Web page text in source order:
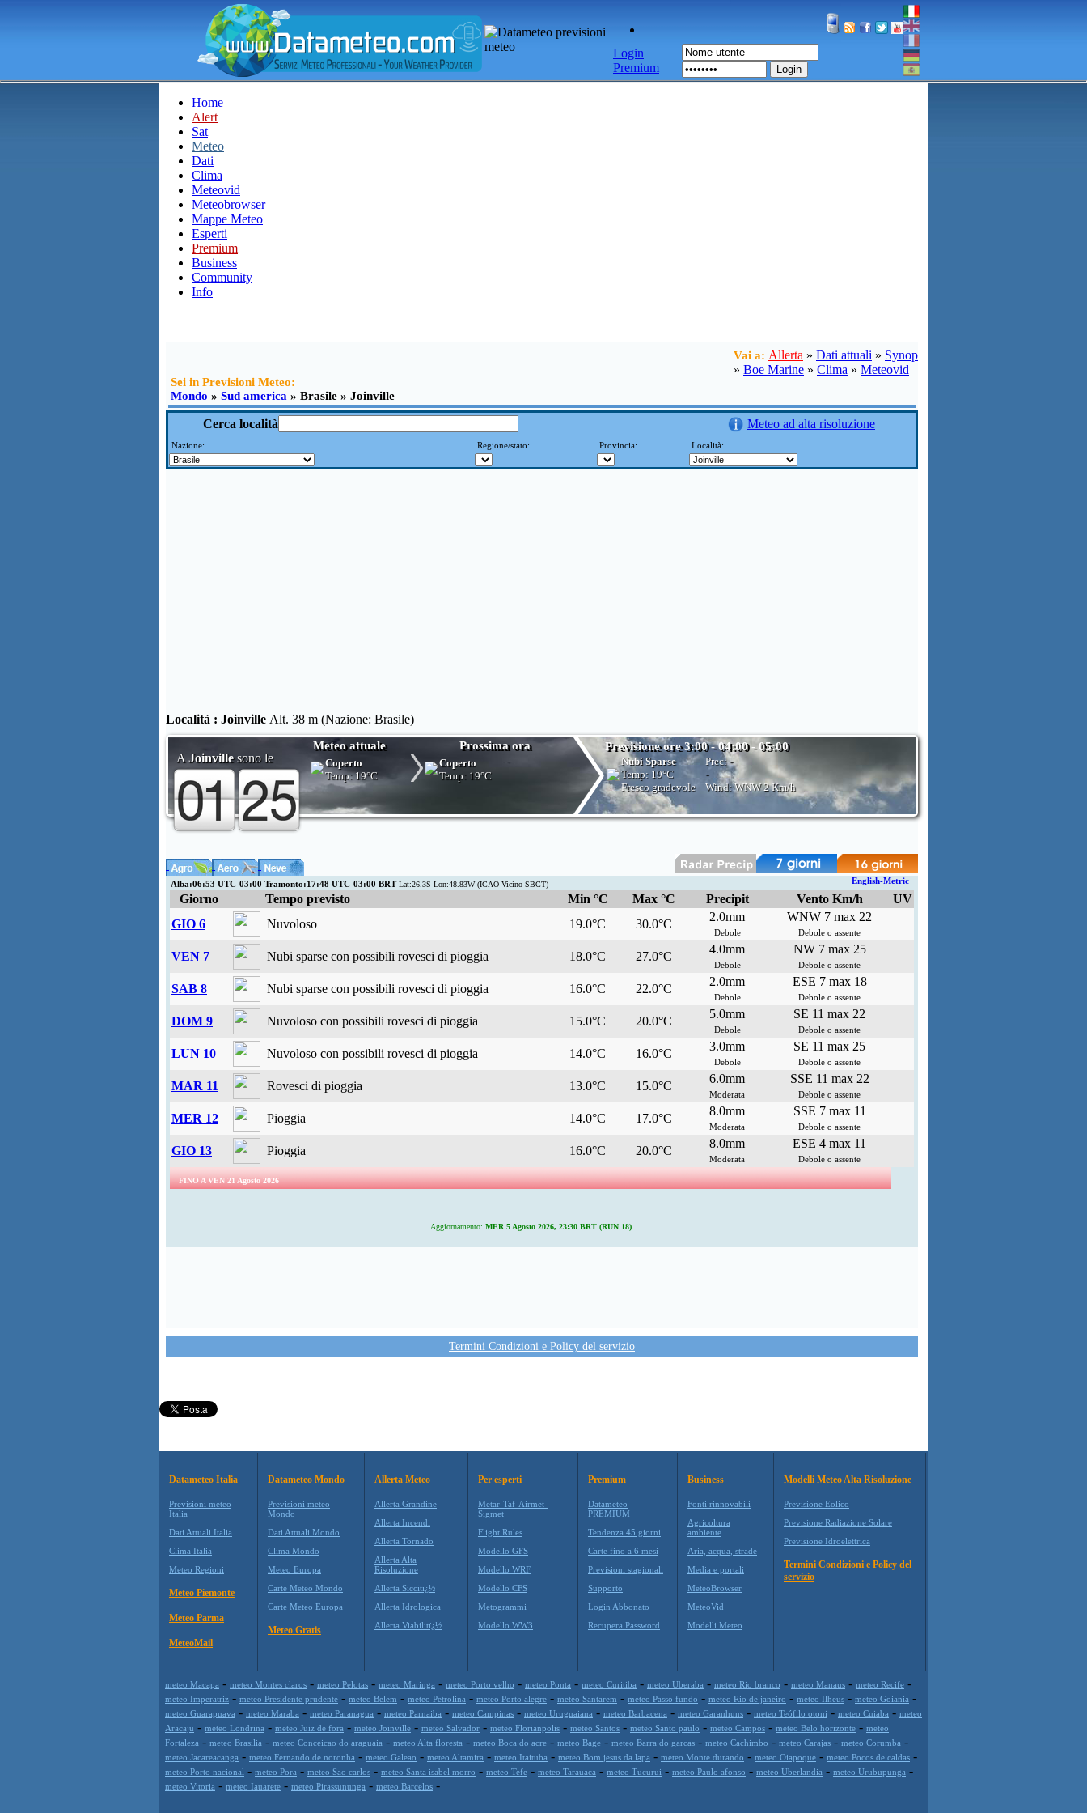
Login
Premium
Login
Home
Alert
Sat
Meteo
Dati
Clima
Meteovid
Meteobrowser
Mappe Meteo
Esperti
Premium
Business
Community
Info
Vai a: Allerta » Dati attuali » Synop
» Boe Marine » Clima » Meteovid
Sei in Previsioni Meteo:
Mondo » Sud america » Brasile » Joinville
Cerca località Meteo ad alta risoluzione
Nazione: Regione/stato: Provincia: Località:
Località : Joinville Alt. 38 m (Nazione: Brasile)
A Joinvillesono le
Meteo attuale Prossima ora
Coperto
Temp:19°C
Coperto
Temp: 19°C
Previsione ore 3:00 - 04:00 - 05:00
Nubi Sparse
Temp: 19°C
Fresco gradevole
Prec:-
-
Wind: WNW2 Km/h
Alba:06:53 UTC-03:00 Tramonto:17:48 UTC-03:00 BRTLat:26.3S Lon:48.83W (ICAO Vicino SBCT) English-Metric
Giorno Tempo previsto Min °C Max °C Precipit Vento Km/h
UV
GIO 6
Nuvoloso 19.0°C 30.0°C
2.0mm
Debole
WNW 7 max 22
Debole o assente
VEN 7 Nubi sparse con possibili rovesci di pioggia 18.0°C 27.0°C
4.0mm
Debole
NW 7 max 25
Debole o assente
SAB 8 Nubi sparse con possibili rovesci di pioggia 16.0°C 22.0°C
2.0mm
Debole
ESE 7 max 18
Debole o assente
DOM 9 Nuvoloso con possibili rovesci di pioggia 15.0°C 20.0°C
5.0mm
Debole
SE 11 max 22
Debole o assente
LUN 10 Nuvoloso con possibili rovesci di pioggia 14.0°C 16.0°C
3.0mm
Debole
SE 11 max 25
Debole o assente
MAR 11 Rovesci di pioggia 13.0°C 15.0°C
6.0mm
Moderata
SSE 11 max 22
Debole o assente
MER 12 Pioggia 14.0°C 17.0°C
8.0mm
Moderata
SSE 7 max 11
Debole o assente
GIO 13 Pioggia 16.0°C 20.0°C
8.0mm
Moderata
ESE 4 max 11
Debole o assente
FINO A VEN 21 Agosto 2026
Aggiornamento: MER 5 Agosto 2026, 23:30 BRT (RUN 18)
Termini Condizioni e Policy del servizio
Datameteo Italia
Previsioni meteo
Italia
Dati Attuali Italia
Clima Italia
Meteo Regioni
Meteo Piemonte
Meteo Parma
MeteoMail
Datameteo Mondo
Previsioni meteo
Mondo
Dati Attuali Mondo
Clima Mondo
Meteo Europa
Carte Meteo Mondo
Carte Meteo Europa
Meteo Gratis
Allerta Meteo
Allerta Grandine
Allerta Incendi
Allerta Tornado
Allerta Alta
Risoluzione
Allerta Siccitï¿½
Allerta Idrologica
Allerta Viabilitï¿½
Per esperti
Metar-Taf-Airmet-
Sigmet
Flight Rules
Modello GFS
Modello WRF
Modello CFS
Metogrammi
Modello WW3
Premium
Datameteo
PREMIUM
Tendenza 45 giorni
Carte fino a 6 mesi
Previsioni stagionali
Supporto
Login Abbonato
Recupera Password
Business
Fonti rinnovabili
Agricoltura
ambiente
Aria, acqua, strade
Media e portali
MeteoBrowser
MeteoVid
Modelli Meteo
Modelli Meteo Alta Risoluzione
Previsione Eolico
Previsione Radiazione Solare
Previsione Idroelettrica
Termini Condizioni e Policy del
servizio
meteo Macapa - meteo Montes claros - meteo Pelotas - meteo Maringa - meteo Porto velho - meteo Ponta - meteo Curitiba - meteo Uberaba - meteo Rio branco - meteo Manaus - meteo Recife -
meteo Imperatriz - meteo Presidente prudente - meteo Belem - meteo Petrolina - meteo Porto alegre - meteo Santarem - meteo Passo fundo - meteo Rio de janeiro - meteo Ilheus - meteo Goiania -
meteo Guarapuava - meteo Maraba - meteo Paranagua - meteo Parnaiba - meteo Campinas - meteo Uruguaiana - meteo Barbacena - meteo Garanhuns - meteo Teófilo otoni - meteo Cuiaba - meteo
Aracaju - meteo Londrina - meteo Juiz de fora - meteo Joinville - meteo Salvador - meteo Florianpolis - meteo Santos - meteo Santo paulo - meteo Campos - meteo Belo horizonte - meteo
Fortaleza - meteo Brasilia - meteo Conceicao do araguaia - meteo Alta floresta - meteo Boca do acre - meteo Bage - meteo Barra do garcas - meteo Cachimbo - meteo Carajas - meteo Corumba -
meteo Jacareacanga - meteo Fernando de noronha - meteo Galeao - meteo Altamira - meteo Itaituba - meteo Bom jesus da lapa - meteo Monte durando - meteo Oiapoque - meteo Pocos de caldas -
meteo Porto nacional - meteo Pora - meteo Sao carlos - meteo Santa isabel morro - meteo Tefe - meteo Tarauaca - meteo Tucurui - meteo Paulo afonso - meteo Uberlandia - meteo Urubupunga -
meteo Vitoria - meteo Iauarete - meteo Pirassununga - meteo Barcelos -